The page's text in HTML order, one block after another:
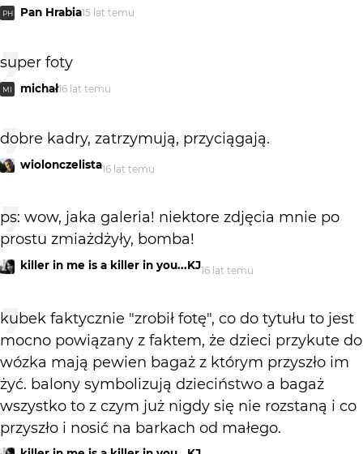
PH Pan Hrabia15 lat temu
super foty
MI michał16 lat temu
dobre kadry, zatrzymują, przyciągają.
wiolonczelista16 lat temu
ps: wow, jaka galeria! niektore zdjęcia mnie po
prostu zmiażdżyły, bomba!
killer in me is a killer in you...KJ16 lat temu
kubek faktycznie "zrobił fotę", co do tytułu to jest
mocno powiązany z faktem, że dzieci przykute do
wózka mają pewien bagaż z którym przyszło im
żyć. balony symbolizują dzieciństwo a bagaż
wszystko to z czym już nigdy się nie rozstaną i co
przyszło i nosić na barkach od małego.